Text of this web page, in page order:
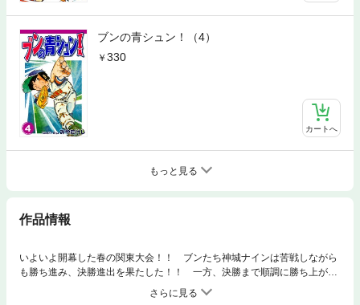
ブンの青シュン！（4）
330
カートへ
もっと見る
作品情報
いよいよ開幕した春の関東大会！！ ブンたち神城ナインは苦戦しながら
も勝ち進み、決勝進出を果たした！！ 一方、決勝まで順調に勝ち上がっ
てきた氷河率いる栄倫中。ついにブンと氷河、宿命のライバル同士の対決
が実現する！！ しかしただでさえ優秀な選手をそろえた栄倫ナインは、